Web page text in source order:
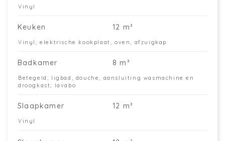
Vinyl
Keuken 12 m²
Vinyl; elektrische kookplaat, oven, afzuigkap
Badkamer 8 m²
Betegeld; ligbad, douche, aansluiting wasmachine en
droogkast; lavabo
Slaapkamer 12 m²
Vinyl